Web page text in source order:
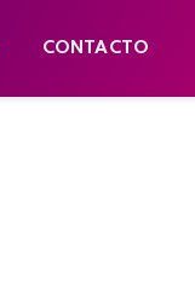
CONTACTO